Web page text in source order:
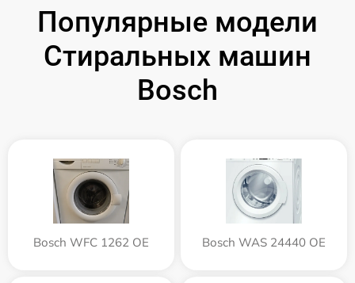
Популярные модели
Стиральных машин
Bosch
Bosch WFC 1262 OE Bosch WAS 24440 OE